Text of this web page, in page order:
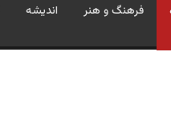
فرهنگ و هنر اندیشه